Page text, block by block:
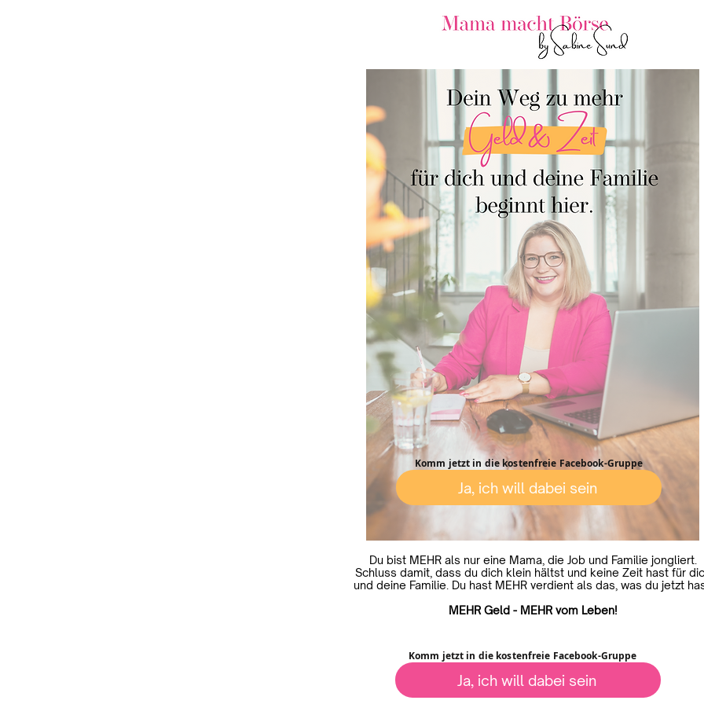
Komm jetzt in die kostenfreie Facebook-Gruppe
Ja, ich will dabei sein
Du bist MEHR als nur eine Mama, die Job und Familie jongliert.
Schluss damit, dass du dich klein hältst und keine Zeit hast für
und deine Familie. Du hast MEHR verdient als das, was du jetzt
MEHR Geld - MEHR vom Leben!
Komm jetzt in die kostenfreie Facebook-Gruppe
Ja, ich will dabei sein